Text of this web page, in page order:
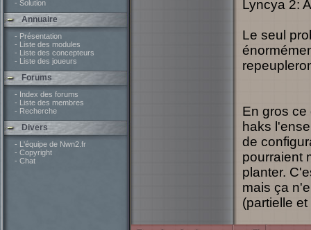
- Solution
Annuaire
- Présentation
- Liste des modules
- Liste des concepteurs
- Liste des joueurs
Forums
- Index des forums
- Liste des membres
- Recherche
Divers
- L'équipe de Nwn2.fr
- Copyright
- Chat
Lyncya 2:
Le seul
En gros ce
haks
de
pourraient
planter.
mais ça
(partielle